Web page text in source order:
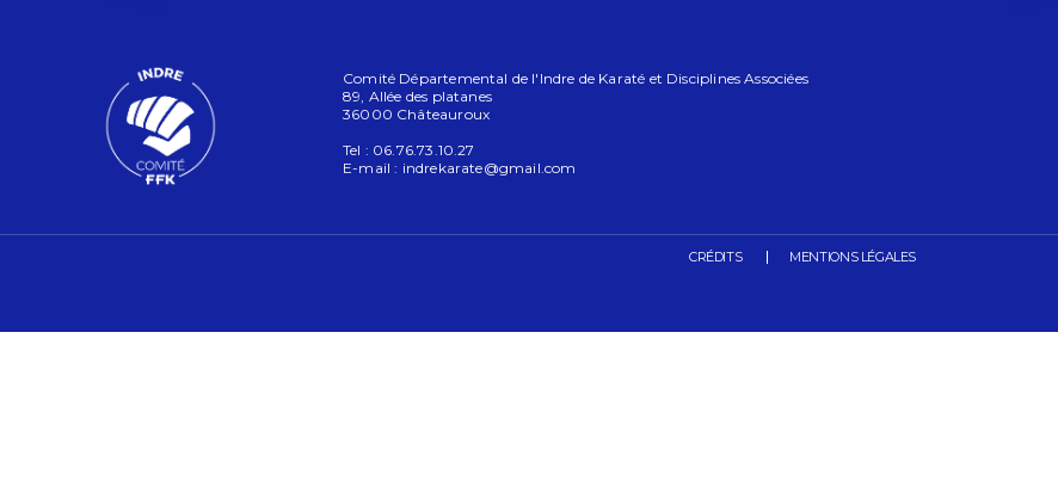
Comité Départemental de l'Indre de Karaté et Disciplines Associées
89, Allée des platanes
36000 Châteauroux
Tel : 06.76.73.10.27
E-mail : indrekarate@gmail.com
CRÉDITS MENTIONS LÉGALES